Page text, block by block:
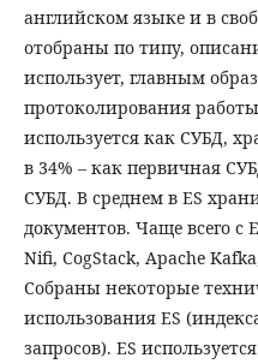
английском языке и в
отобраны по типу,
использует, главным
протоколирования
используется как СУБД,
в 34% – как первичная
СУБД. В среднем в ES
документов. Чаще всего с
Nifi, CogStack, Apache
Собраны некоторые
использования ES
запросов). ES